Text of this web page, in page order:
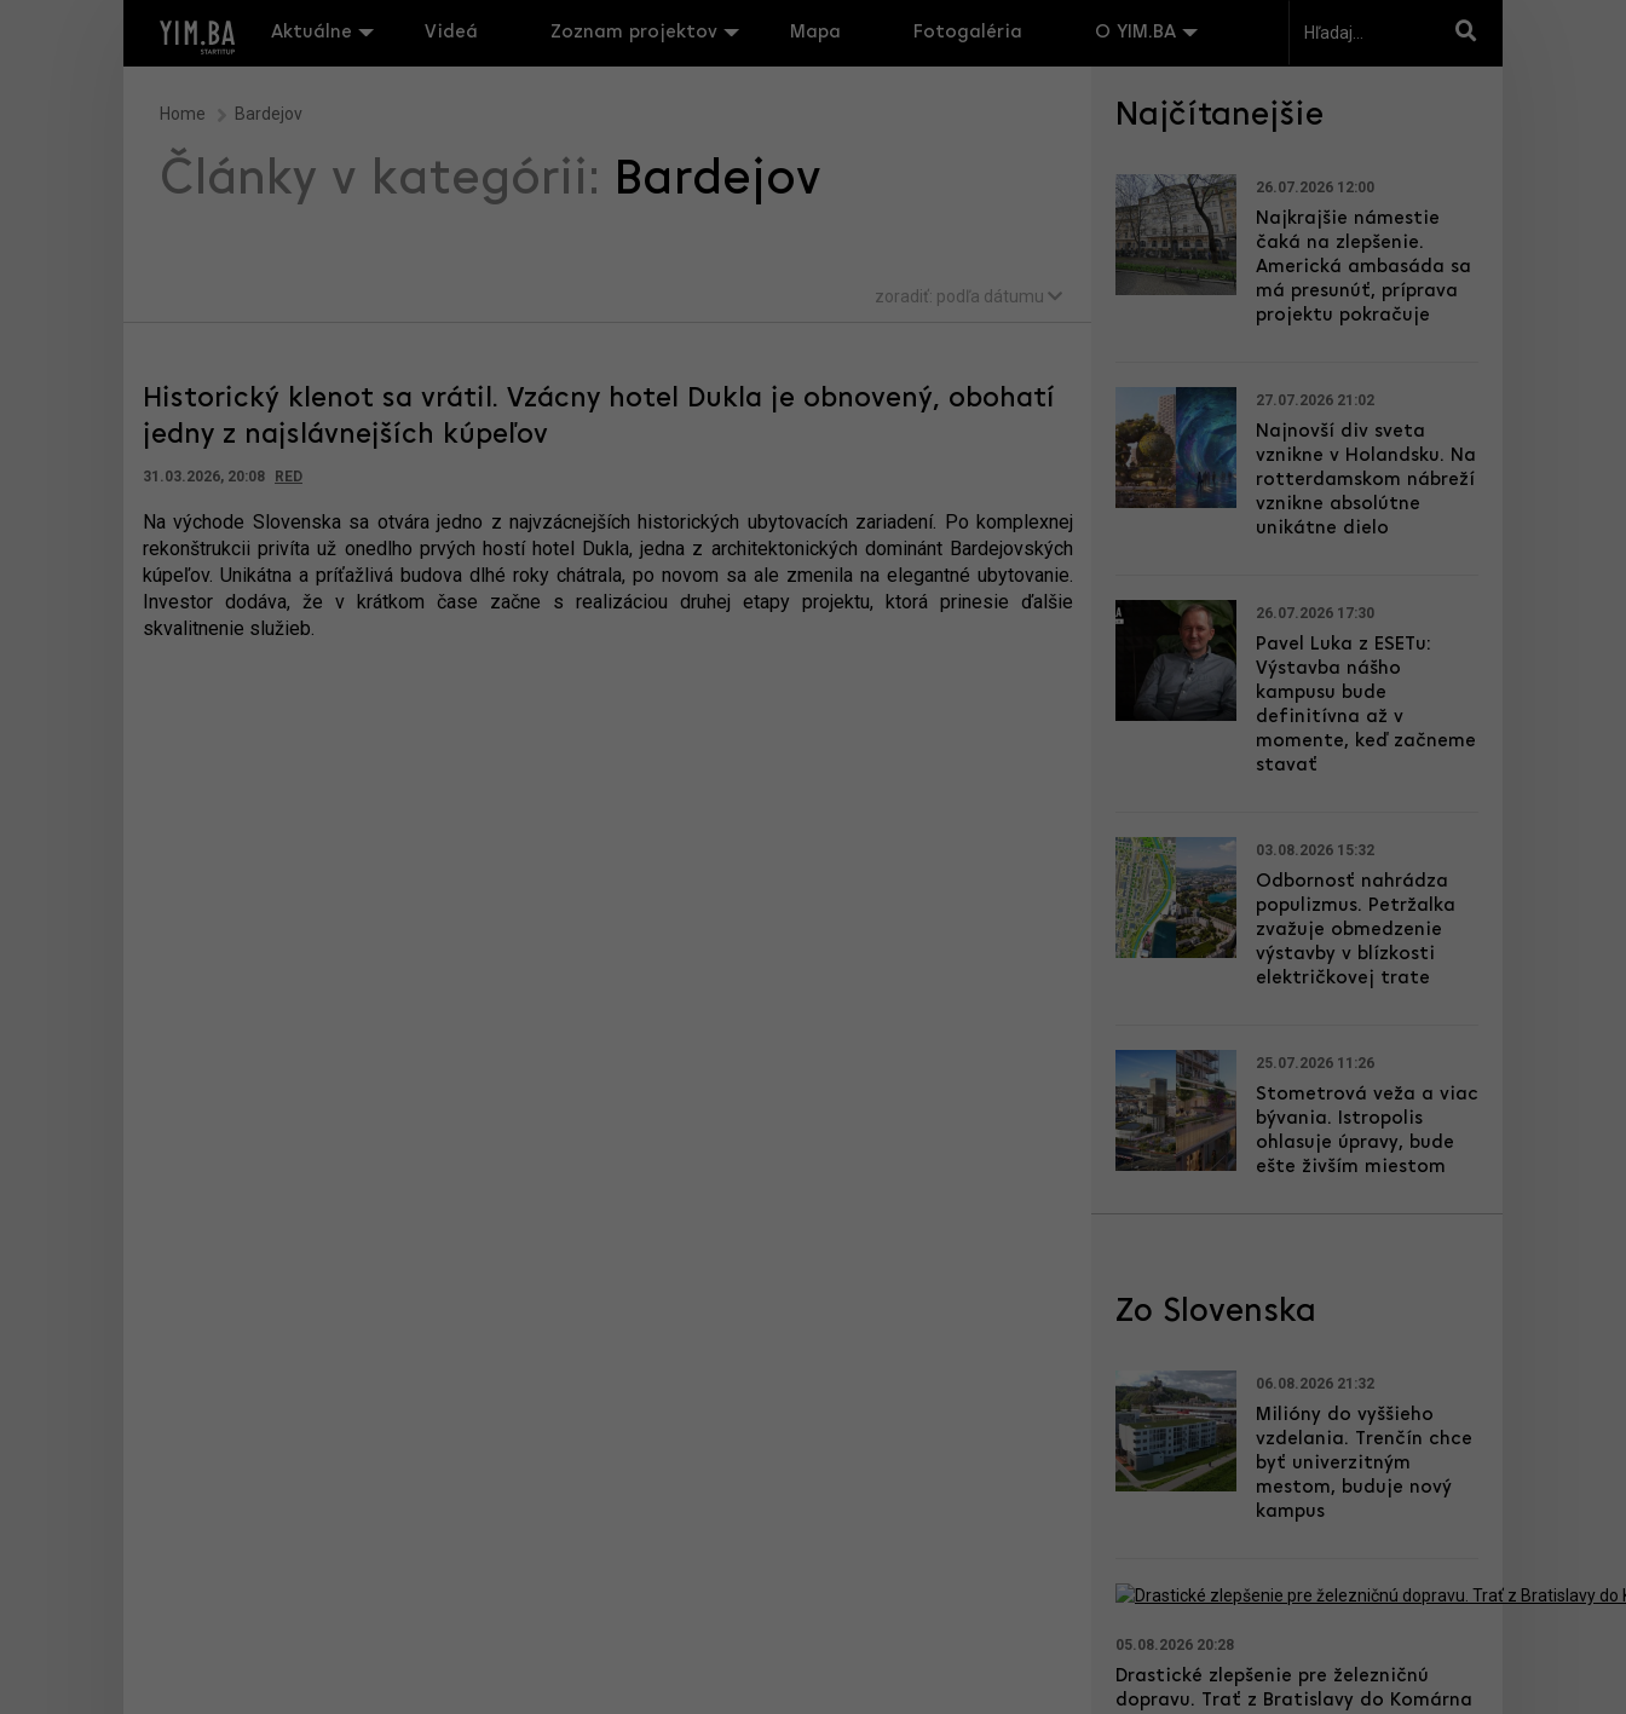
Aktuálne Videá Zoznam projektov Mapa Fotogaléria O YIM.BA
Home Bardejov
Články v kategórii: Bardejov
zoradiť: podľa dátumu
Historický klenot sa vrátil. Vzácny hotel Dukla je obnovený, obohatí
jedny z najslávnejších kúpeľov
31.03.2026, 20:08 RED
Na východe Slovenska sa otvára jedno z najvzácnejších historických ubytovacích zariadení. Po komplexnej
rekonštrukcii privíta už onedlho prvých hostí hotel Dukla, jedna z architektonických dominánt Bardejovských
kúpeľov. Unikátna a príťažlivá budova dlhé roky chátrala, po novom sa ale zmenila na elegantné ubytovanie.
Investor dodáva, že v krátkom čase začne s realizáciou druhej etapy projektu, ktorá prinesie ďalšie
skvalitnenie služieb.
Najčítanejšie
26.07.2026 12:00
Najkrajšie námestie
čaká na zlepšenie.
Americká ambasáda sa
má presunúť, príprava
projektu pokračuje
27.07.2026 21:02
Najnovší div sveta
vznikne v Holandsku. Na
rotterdamskom nábreží
vznikne absolútne
unikátne dielo
26.07.2026 17:30
Pavel Luka z ESETu:
Výstavba nášho
kampusu bude
definitívna až v
momente, keď začneme
stavať
03.08.2026 15:32
Odbornosť nahrádza
populizmus. Petržalka
zvažuje obmedzenie
výstavby v blízkosti
električkovej trate
25.07.2026 11:26
Stometrová veža a viac
bývania. Istropolis
ohlasuje úpravy, bude
ešte živším miestom
Zo Slovenska
06.08.2026 21:32
Milióny do vyššieho
vzdelania. Trenčín chce
byť univerzitným
mestom, buduje nový
kampus
05.08.2026 20:28
Drastické zlepšenie pre železničnú
dopravu. Trať z Bratislavy do Komárna